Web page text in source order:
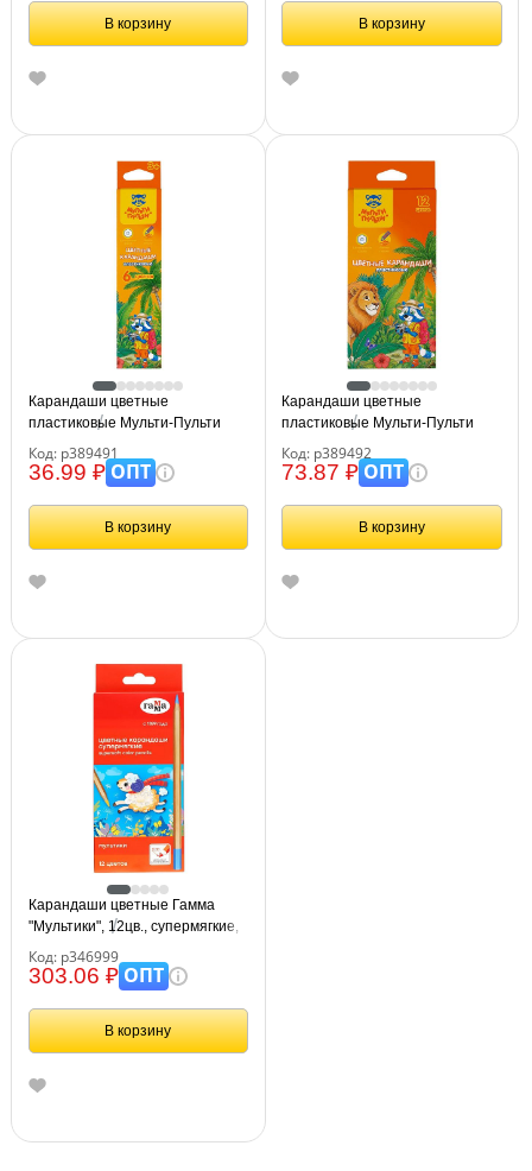
В корзину В корзину
Карандаши цветные
пластиковые Мульти-Пульти
шестигран., заточен., картон,
европодвес
Код: р389491
36.99 ₽ОПТ
В корзину
Карандаши цветные
пластиковые Мульти-Пульти
шестигран., заточен., картон,
европодвес
Код: р389492
73.87 ₽ОПТ
В корзину
Карандаши цветные Гамма
"Мультики", 12цв., супермягкие,
заточен., картон. упак.,
Код: р346999
303.06 ₽ОПТ
В корзину